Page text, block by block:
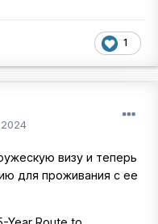
1
визу и теперь
для проживания с ее